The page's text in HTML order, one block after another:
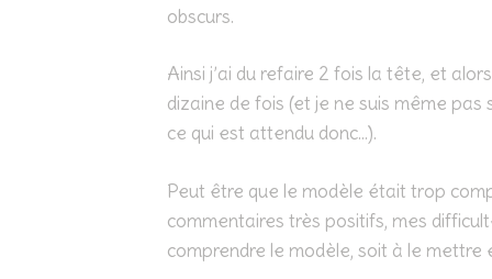
obscurs.
Ainsi j’ai du refaire 2 fois la tête, et
dizaine de fois (et je ne suis même pas
ce qui est attendu donc…).
Peut être que le modèle était trop
commentaires très positifs, mes
comprendre le modèle, soit à le mettre